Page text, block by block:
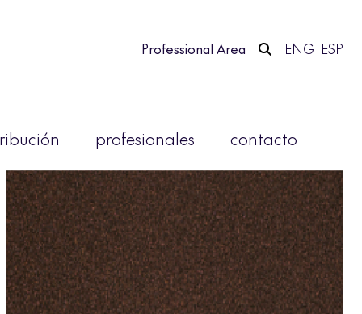
Professional Area ENG ESP
profesionales contacto